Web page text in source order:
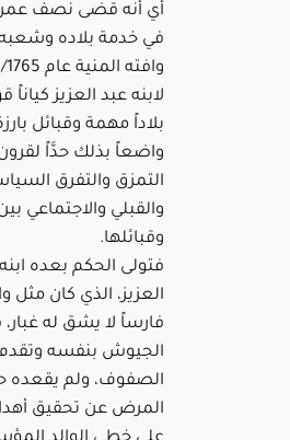
أي أنه قضى نصف عمره
في خدمة بلاده
لابنه عبد العزيز
بلاداً مهمة وقبائل
واضعاً بذلك حدَّاً
التمزق والتفرق
والقبلي والاجتماعي
وقبائلها.
فتولى الحكم بعده
العزيز، الذي كان مثل
فارساً لا يشق له
الجيوش بنفسه
الصفوف، ولم يقعده
المرض عن تحقيق